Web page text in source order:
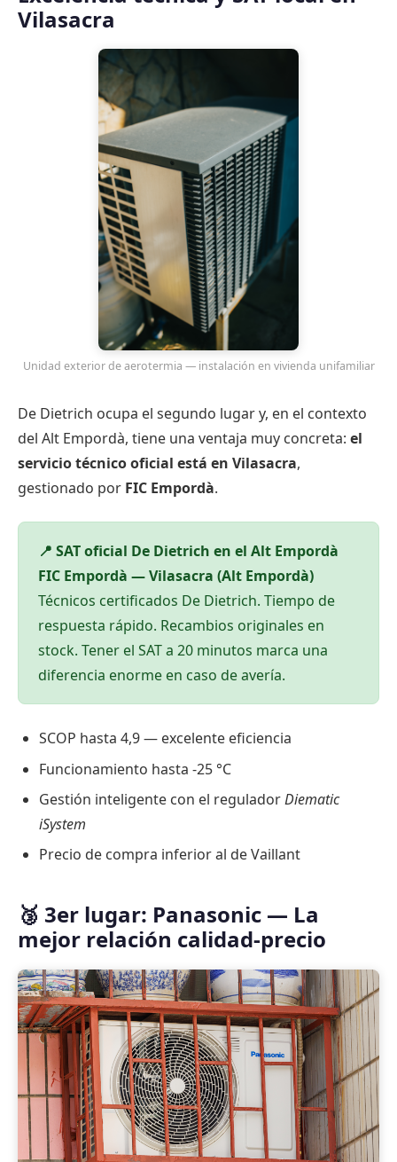
Vilasacra
Unidad exterior de aerotermia — instalación en vivienda unifamiliar
De Dietrich ocupa el segundo lugar y, en el contexto
del Alt Empordà, tiene una ventaja muy concreta: el
servicio técnico oficial está en Vilasacra,
gestionado por FIC Empordà.
📍 SAT oficial De Dietrich en el Alt Empordà
FIC Empordà — Vilasacra (Alt Empordà)
Técnicos certificados De Dietrich. Tiempo de
respuesta rápido. Recambios originales en
stock. Tener el SAT a 20 minutos marca una
diferencia enorme en caso de avería.
SCOP hasta 4,9 — excelente eficiencia
Funcionamiento hasta -25 °C
Gestión inteligente con el reguladorDiematic
iSystem
Precio de compra inferior al de Vaillant
🥉 3er lugar: Panasonic — La
mejor relación calidad-precio